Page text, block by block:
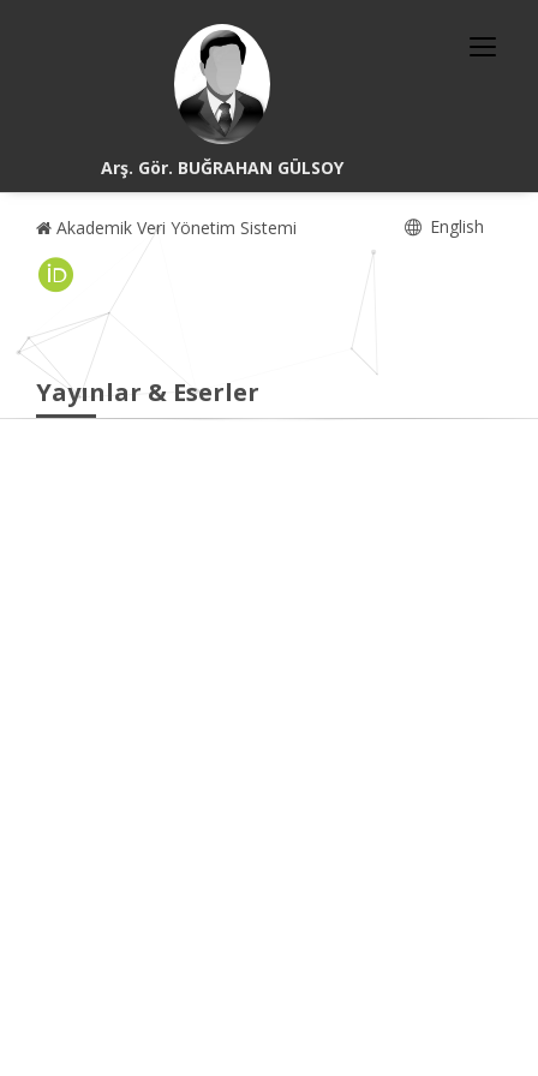
Arş. Gör. BUĞRAHAN GÜLSOY
Akademik Veri Yönetim Sistemi English
Yayınlar & Eserler